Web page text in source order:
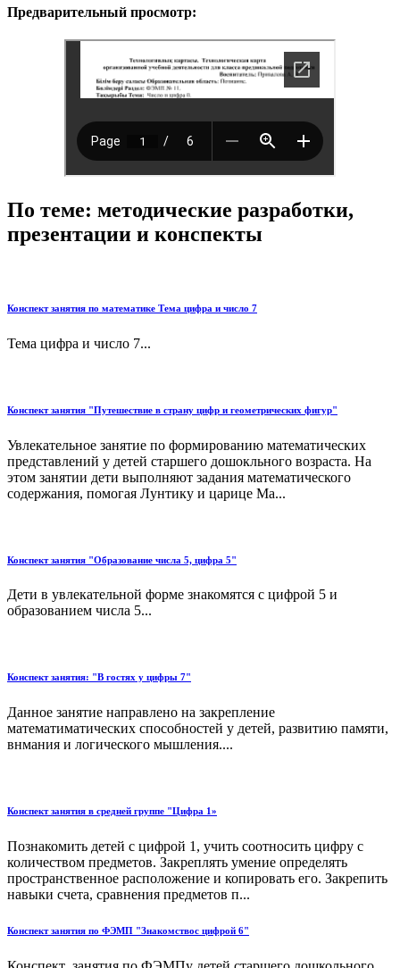
Предварительный просмотр:
По теме: методические разработки,
презентации и конспекты
Конспект занятия по математике Тема цифра и число 7
Тема цифра и число 7...
Конспект занятия "Путешествие в страну цифр и геометрических фигур"
Увлекательное занятие по формированию математических
представлений у детей старшего дошокльного возраста. На
этом занятии дети выполняют задания математического
содержания, помогая Лунтику и царице Ма...
Конспект занятия "Образование числа 5, цифра 5"
Дети в увлекательной форме знакомятся с цифрой 5 и
образованием числа 5...
Конспект занятия: "В гостях у цифры 7"
Данное занятие направлено на закрепление
математиматических способностей у детей, развитию памяти,
внмания и логического мышления....
Конспект занятия в средней группе "Цифра 1»
Познакомить детей с цифрой 1, учить соотносить цифру с
количеством предметов. Закреплять умение определять
пространственное расположение и копировать его. Закрепить
навыки счета, сравнения предметов п...
Конспект занятия по ФЭМП "Знакомствос цифрой 6"